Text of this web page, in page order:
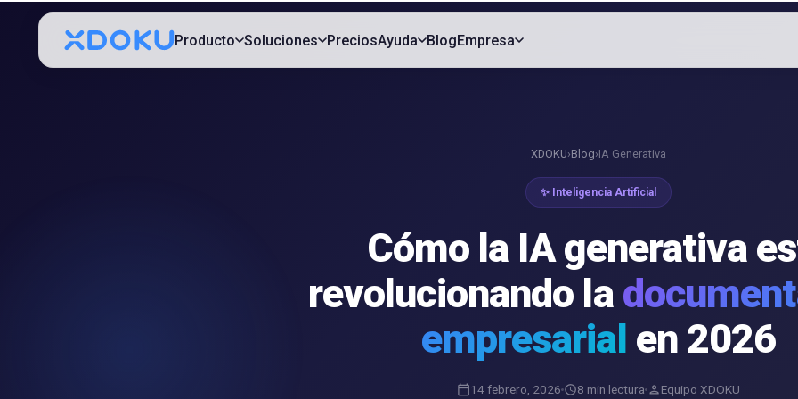
Producto Soluciones PreciosAyuda BlogEmpresa
XDOKU›Blog›IA Generativa
✨ Inteligencia Artificial
Cómo la IA generativa
revolucionando la
empresarial en 2026
calendar_today 14 febrero, 2026 schedule8 min lectura person Equipo XDOKU